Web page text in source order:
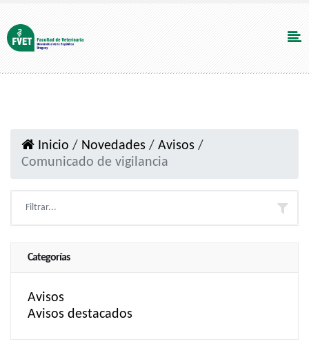
Inicio / Novedades / Avisos /
Comunicado de vigilancia
Categorías
Avisos
Avisos destacados